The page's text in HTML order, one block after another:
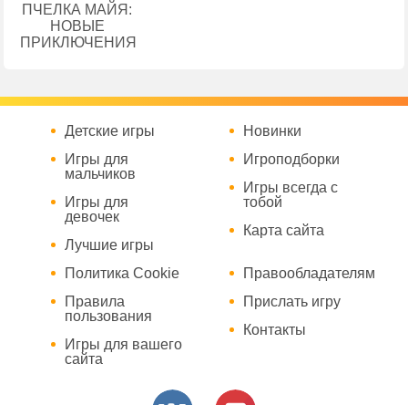
ПЧЕЛКА МАЙЯ:
НОВЫЕ
ПРИКЛЮЧЕНИЯ
Детские игры
Игры для
мальчиков
Игры для
девочек
Лучшие игры
Новинки
Игроподборки
Игры всегда с
тобой
Карта сайта
Политика Cookie
Правила
пользования
Игры для вашего
сайта
Правообладателям
Прислать игру
Контакты